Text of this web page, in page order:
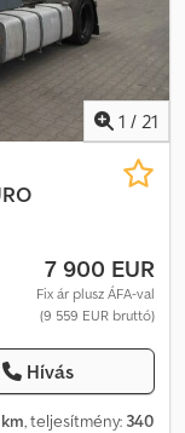
kg TELJES
1 / 21
7 900 EUR
Fix ár plusz ÁFA-val
(9 559 EUR bruttó)
Hívás
, teljesítmény: 340